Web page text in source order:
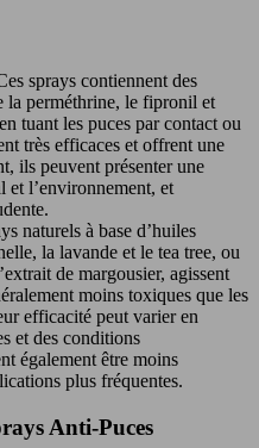
sprays contiennent des
la perméthrine, le fipronil et
tuant les puces par contact ou
très efficaces et offrent une
ils peuvent présenter une
et l’environnement, et
naturels à base d’huiles
la lavande et le tea tree, ou
de margousier, agissent
moins toxiques que les
efficacité peut varier en
et des conditions
également être moins
plus fréquentes.
Anti-Puces